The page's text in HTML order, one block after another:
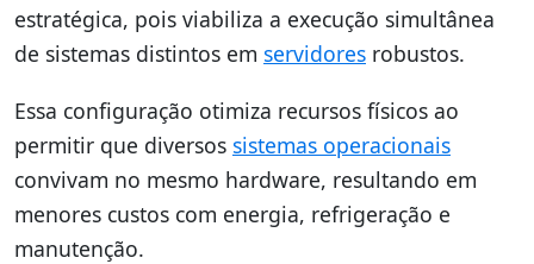
estratégica, pois viabiliza a execução simultânea
de sistemas distintos em servidores robustos.
Essa configuração otimiza recursos físicos ao
permitir que diversos sistemas operacionais
convivam no mesmo hardware, resultando em
menores custos com energia, refrigeração e
manutenção.